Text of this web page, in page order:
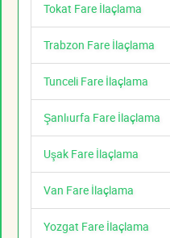
Tokat Fare İlaçlama
Trabzon Fare İlaçlama
Tunceli Fare İlaçlama
Şanlıurfa Fare İlaçlama
Uşak Fare İlaçlama
Van Fare İlaçlama
Yozgat Fare İlaçlama